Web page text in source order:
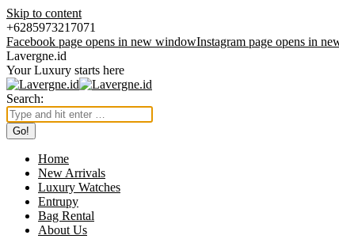
Skip to content
+6285973217071
Facebook page opens in new windowInstagram page opens in
Lavergne.id
Your Luxury starts here
Search:
Home
New Arrivals
Luxury Watches
Entrupy
Bag Rental
About Us